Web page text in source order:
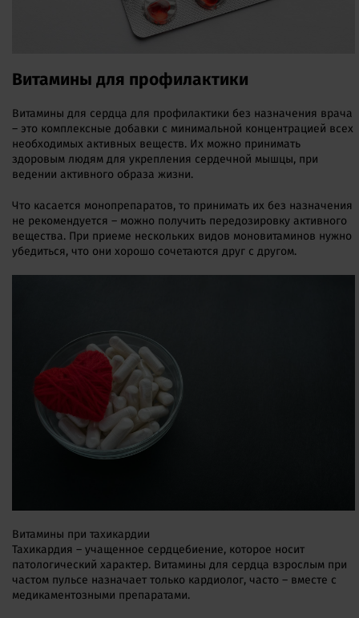
Витамины для профилактики
Витамины для сердца для профилактики без назначения врача
– это комплексные добавки с минимальной концентрацией всех
необходимых активных веществ. Их можно принимать
здоровым людям для укрепления сердечной мышцы, при
ведении активного образа жизни.
Что касается монопрепаратов, то принимать их без назначения
не рекомендуется – можно получить передозировку активного
вещества. При приеме нескольких видов моновитаминов нужно
убедиться, что они хорошо сочетаются друг с другом.
Витамины при тахикардии
Тахикардия – учащенное сердцебиение, которое носит
патологический характер. Витамины для сердца взрослым при
частом пульсе назначает только кардиолог, часто – вместе с
медикаментозными препаратами.